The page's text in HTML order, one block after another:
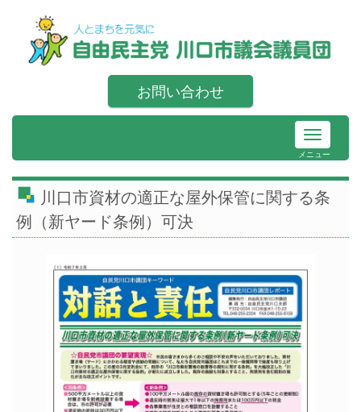
お問い合わせ
メニュー
川口市資材の適正な屋外保管に関する条
例（新ヤード条例）可決